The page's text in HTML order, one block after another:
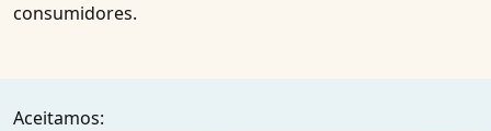
consumidores.
Aceitamos: